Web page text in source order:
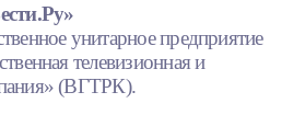
унитарное предприятие
телевизионная и
(ВГТРК).